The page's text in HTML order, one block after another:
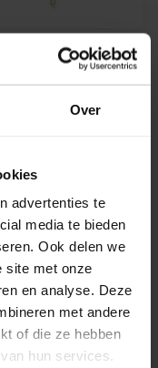
Over
advertenties te
media te bieden
Ook delen we
site met onze
en analyse. Deze
met andere
of die ze hebben
hun services.